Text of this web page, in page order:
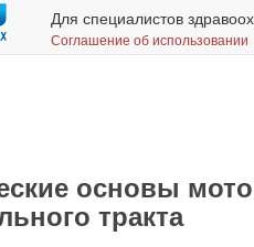
Для специалистов
Соглашение об использовании
основы
тракта